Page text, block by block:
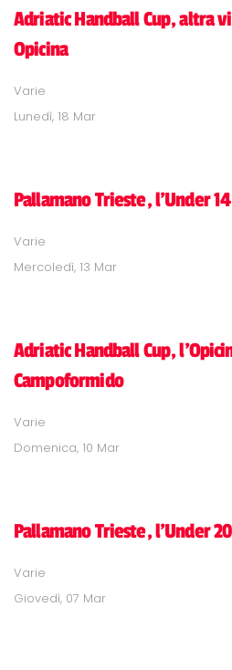
Adriatic Handball Cup, altra
Opicina
Varie
Lunedì, 18 Mar
Pallamano Trieste, l'Under
Varie
Mercoledì, 13 Mar
Adriatic Handball Cup,
Campoformido
Varie
Domenica, 10 Mar
Pallamano Trieste, l'Under
Varie
Giovedì, 07 Mar